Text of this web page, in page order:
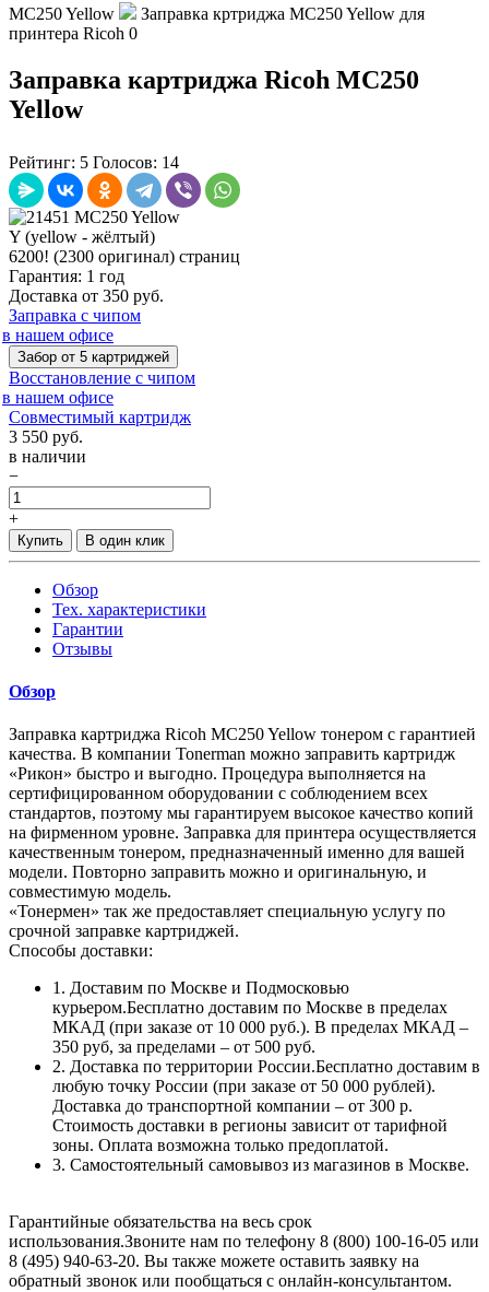
MC250 Yellow
Заправка кртриджа MC250 Yellow для
принтера Ricoh 0
Заправка картриджа Ricoh MC250
Yellow
Рейтинг: 5 Голосов: 14
Y (yellow - жёлтый)
6200! (2300 оригинал) страниц
Гарантия: 1 год
Доставка от 350 руб.
Заправка с чипом
в нашем офисе
Забор от 5 картриджей
Восстановление с чипом
в нашем офисе
Совместимый картридж
3 550 руб.
в наличии
−
+
Купить В один клик
Обзор
Тех. характеристики
Гарантии
Отзывы
Обзор
Заправка картриджа Ricoh MC250 Yellow тонером с гарантией
качества. В компании Tonerman можно заправить картридж
«Рикон» быстро и выгодно. Процедура выполняется на
сертифицированном оборудовании с соблюдением всех
стандартов, поэтому мы гарантируем высокое качество копий
на фирменном уровне. Заправка для принтера осуществляется
качественным тонером, предназначенный именно для вашей
модели. Повторно заправить можно и оригинальную, и
совместимую модель.
«Тонермен» так же предоставляет специальную услугу по
срочной заправке картриджей.
Способы доставки:
1. Доставим по Москве и Подмосковью
курьером.Бесплатно доставим по Москве в пределах
МКАД (при заказе от 10 000 руб.). В пределах МКАД –
350 руб, за пределами – от 500 руб.
2. Доставка по территории России.Бесплатно доставим в
любую точку России (при заказе от 50 000 рублей).
Доставка до транспортной компании – от 300 р.
Стоимость доставки в регионы зависит от тарифной
зоны. Оплата возможна только предоплатой.
3. Самостоятельный самовывоз из магазинов в Москве.
Гарантийные обязательства на весь срок
использования.Звоните нам по телефону 8 (800) 100-16-05 или
8 (495) 940-63-20. Вы также можете оставить заявку на
обратный звонок или пообщаться с онлайн-консультантом.